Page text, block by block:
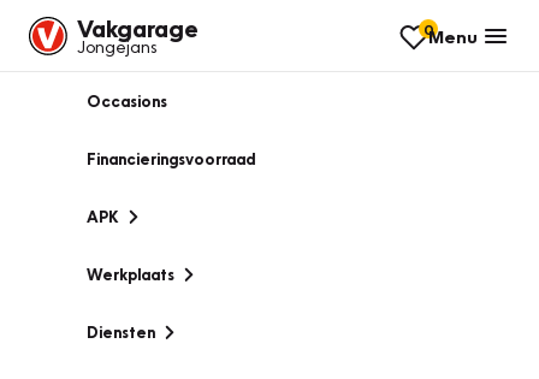
Vakgarage
Jongejans
0Menu
Occasions
Financieringsvoorraad
APK
Werkplaats
Diensten